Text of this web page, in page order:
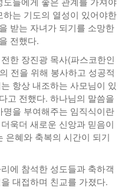
는 기도의 열성이 있어야한
받는 자녀가 되기를 소망한
전했다.
한 장진광 목사(파스코한인
전을 위해 봉사하고 성공적
항상 내조하는 사모님이 있
고 전했다. 하나님의 말씀을
을 부여해주는 임직식이란
욱더 새로운 신앙과 믿음이
은혜와 축복의 시간이 되기
에 참석한 성도들과 축하객
대접하며 친교를 가졌다.